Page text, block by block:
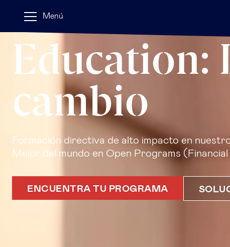
Menú
Esade
Education:
cambio
Formación directiva de alto impacto en
Mejor del mundo en Open Programs (Financial
ENCUENTRA TU PROGRAMA